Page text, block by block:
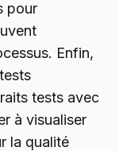
pour
Enfin,
tests avec
à visualiser
la qualité